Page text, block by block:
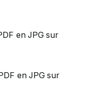
en JPG sur
en JPG sur